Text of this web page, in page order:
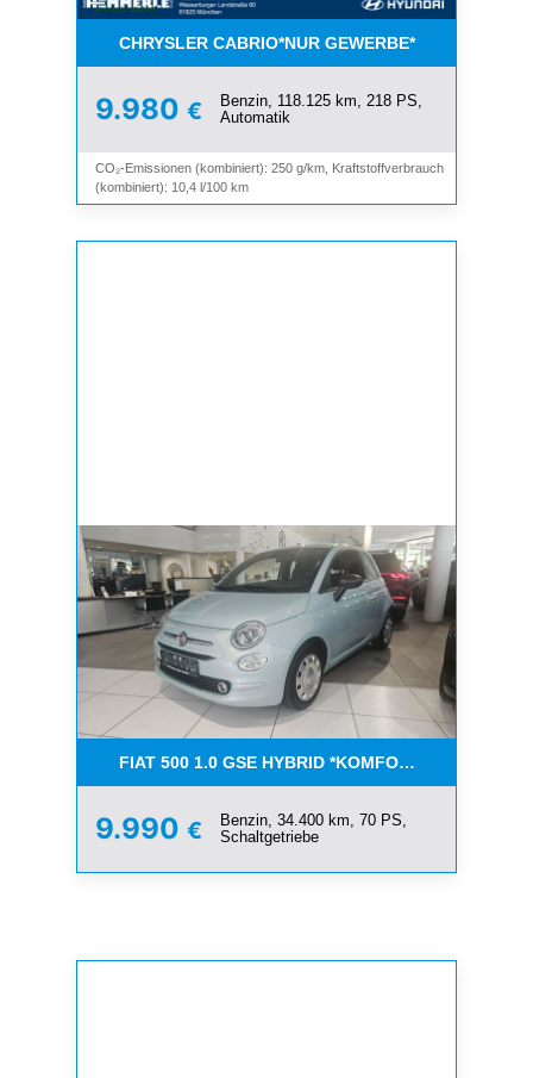
CHRYSLER CABRIO*NUR GEWERBE*
9.980 €
Benzin, 118.125 km, 218 PS,
Automatik
CO₂-Emissionen (kombiniert): 250 g/km, Kraftstoffverbrauch
(kombiniert): 10,4 l/100 km
FIAT 500 1.0 GSE HYBRID *KOMFORT PAKET*CAR-
9.990 €
Benzin, 34.400 km, 70 PS,
Schaltgetriebe